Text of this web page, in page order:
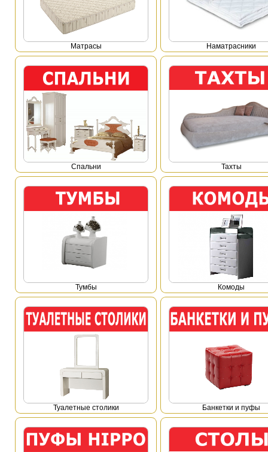
Mатрасы Наматрасники
Спальни Тахты
Тумбы Комоды
Туалетные столики Банкетки и пуфы